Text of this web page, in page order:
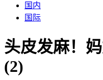
国内
国际
头皮发麻！
(2)